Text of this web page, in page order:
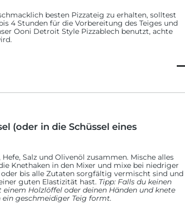
die auf Karotten und Sellerie
und Gouda, um den
Style Pizza ist, zu ersetzen
Tag der Woche. Und wer
nächste Pizza-Begeisterung
Dann wirf einen
New Aussie” (der neue
besten Pizzateig zu erhalten, solltest
4 Stunden für die Vorbereitung des Teiges und
Ooni Detroit Style Pizzablech benutzt, achte
(oder in die Schüssel eines
Salz und Olivenöl zusammen. Mische alles
Knethaken in den Mixer und mixe bei niedriger
bis alle Zutaten sorgfältig vermischt sind und
guten Elastizität hast. Tipp: Falls du keinen
Holzlöffel oder deinen Händen und knete
ein geschmeidiger Teig formt.